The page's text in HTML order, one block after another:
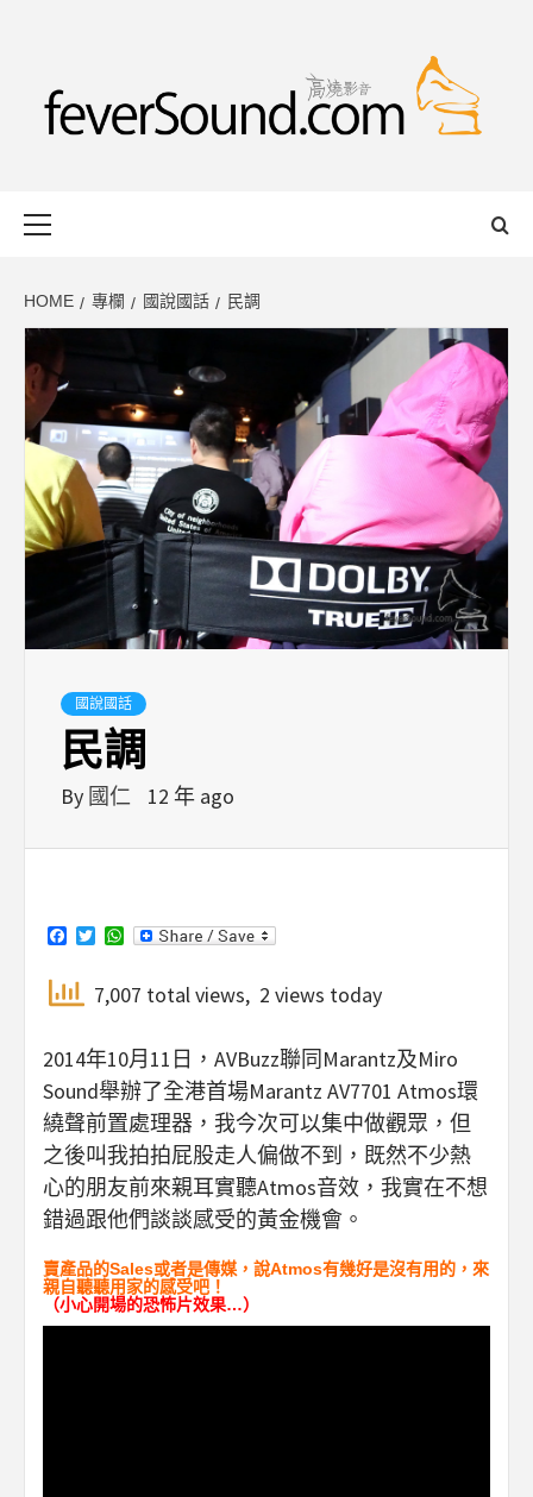
HOME 專欄 國說國話 民調
國說國話
民調
By 國仁 12 年 ago
Facebook
TwitterWhatsApp
7,007 total views, 2 views today
2014年10月11日，AVBuzz聯同Marantz及Miro
Sound舉辦了全港首場Marantz AV7701 Atmos環
繞聲前置處理器，我今次可以集中做觀眾，但
之後叫我拍拍屁股走人偏做不到，既然不少熱
心的朋友前來親耳實聽Atmos音效，我實在不想
錯過跟他們談談感受的黃金機會。
賣產品的Sales或者是傳媒，說Atmos有幾好是沒有用的，來
親自聽聽用家的感受吧！
（小心開場的恐怖片效果…）